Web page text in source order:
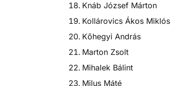
Knáb József Márton
Kollárovics Ákos Miklós
Kőhegyi András
Marton Zsolt
Mihalek Bálint
Milus Máté